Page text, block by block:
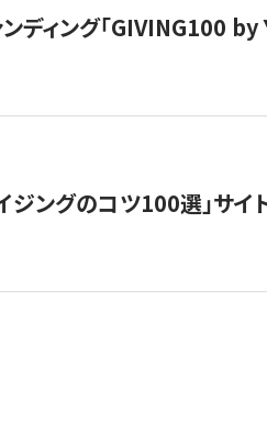
ディング「GIVING100
ジングのコツ100選」サイ